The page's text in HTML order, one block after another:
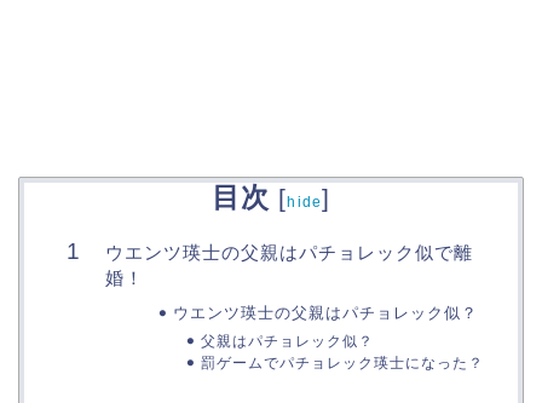
目次 [hide]
ウエンツ瑛士の父親はパチョレック似で離
婚！
ウエンツ瑛士の父親はパチョレック似？
父親はパチョレック似？
罰ゲームでパチョレック瑛士になった？